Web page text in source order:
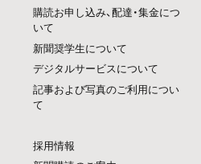
購読お申し込み、配達・集金につ
いて
新聞奨学生について
デジタルサービスについて
記事および写真のご利用につい
て
採用情報